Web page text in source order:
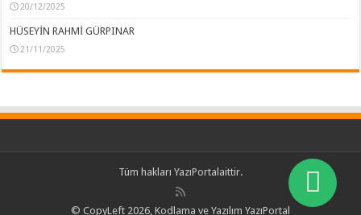
20/12/2025
HÜSEYİN RAHMİ GÜRPINAR
21/11/2025
Tüm hakları YazıPortal aittir.
© CopyLeft 2026, Kodlama ve Yazılım YazıPortal